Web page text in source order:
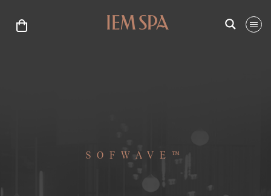
SOFWAVE™